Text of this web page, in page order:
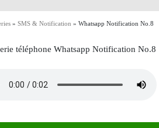
» SMS & Notification » Whatsapp Notification No.8
téléphone Whatsapp Notification No.8